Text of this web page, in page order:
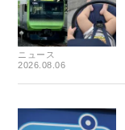
ニュース
2026.08.06